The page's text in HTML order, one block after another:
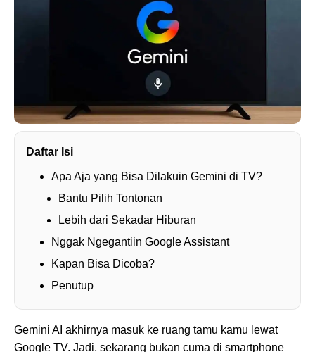
Daftar Isi
Apa Aja yang Bisa Dilakuin Gemini di TV?
Bantu Pilih Tontonan
Lebih dari Sekadar Hiburan
Nggak Ngegantiin Google Assistant
Kapan Bisa Dicoba?
Penutup
Gemini AI akhirnya masuk ke ruang tamu kamu lewat
Google TV. Jadi, sekarang bukan cuma di smartphone